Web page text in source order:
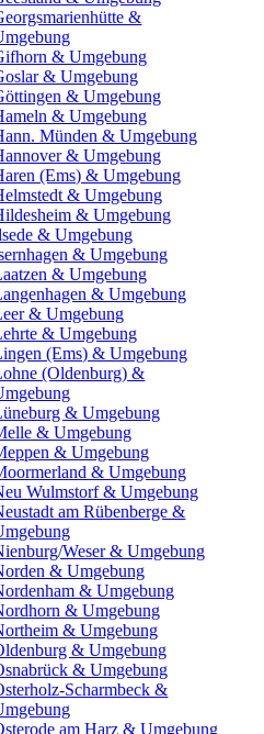
&
& Umgebung
& Umgebung
& Umgebung
& Umgebung
Münden & Umgebung
& Umgebung
(Ems) & Umgebung
& Umgebung
& Umgebung
& Umgebung
& Umgebung
& Umgebung
& Umgebung
& Umgebung
& Umgebung
(Ems) & Umgebung
(Oldenburg) &
& Umgebung
& Umgebung
& Umgebung
& Umgebung
Wulmstorf & Umgebung
am Rübenberge &
Weser & Umgebung
& Umgebung
& Umgebung
& Umgebung
& Umgebung
& Umgebung
& Umgebung
Scharmbeck &
am Harz & Umgebung